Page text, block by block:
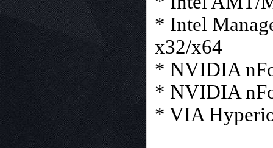
* Intel
x32/x64
* NVIDIA
* NVIDIA
* VIA